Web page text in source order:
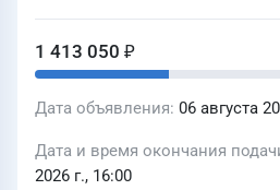
3-х котлоагрегатов по
каждый» Этап
0544-КС ДОХ-2026-
1 413 050 ₽
Дата объявления 06 августа
Дата и время окончания
2026 г., 16:00